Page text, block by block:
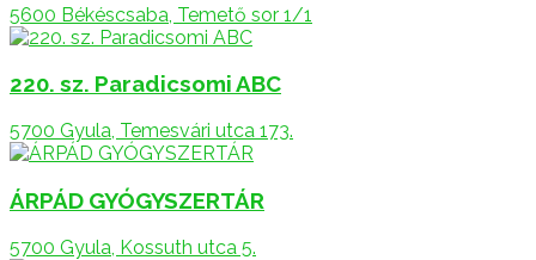
5600 Békéscsaba, Temető sor 1/1
220. sz. Paradicsomi ABC
5700 Gyula, Temesvári utca 173.
ÁRPÁD GYÓGYSZERTÁR
5700 Gyula, Kossuth utca 5.